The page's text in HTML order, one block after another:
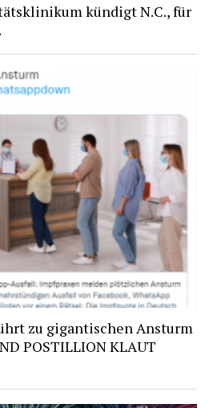
kündigt N.C., für
zu gigantischen Ansturm
POSTILLION KLAUT